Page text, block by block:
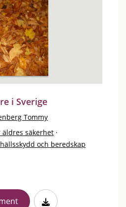
i Sverige
Tommy
säkerhet ·
och beredskap